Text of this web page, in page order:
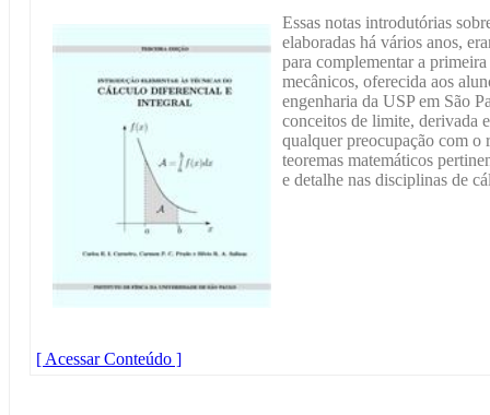
Essas notas introdutórias
elaboradas há vários anos,
para complementar a
mecânicos, oferecida aos
engenharia da USP em São
conceitos de limite, derivada
qualquer preocupação com o
teoremas matemáticos
e detalhe nas disciplinas de
[ Acessar Conteúdo ]